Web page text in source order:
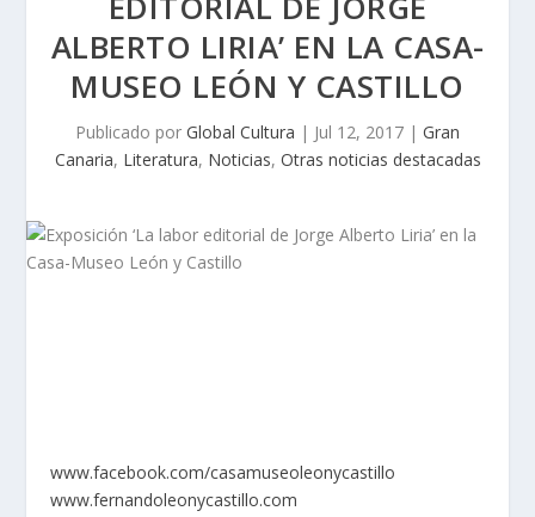
ALBERTO LIRIA’ EN LA CASA-
MUSEO LEÓN Y CASTILLO
Publicado por Global Cultura | Jul 12, 2017 | Gran
Canaria, Literatura, Noticias, Otras noticias destacadas
www.facebook.com/casamuseoleonycastillo
www.fernandoleonycastillo.com